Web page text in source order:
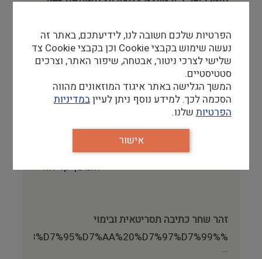
אומן ויוצר דיורמות מיניאטורות להמחשה עבור
מוזאונים
להמשך קריאה
עינת כהן - יחסי ציבור
התמחות : מוזאונים (מוזאוני חיפה, מוזאון ננו,
מוזאון רמלה, מוזאון פתח תקוה לאמנות ,
להמשך קריאה
זהר שחר כתיבה תסריטאית ובימוי
…
הפרטיות שלכם חשובה לנו, לידיעתכם, באתר זה
נעשה שימוש בקבצי Cookie וכן בקבצי Cookie צד
שלישי לצרכי ניטור, אבטחה, שיפור האתר, וצרכים
סטטיסטיים.
המשך הגלישה באתר איגוד המוזאונים מהווה
הסכמה לכך. למידע נוסף ניתן לעייןבמדיניות
הפרטיות שלנו.
אישור